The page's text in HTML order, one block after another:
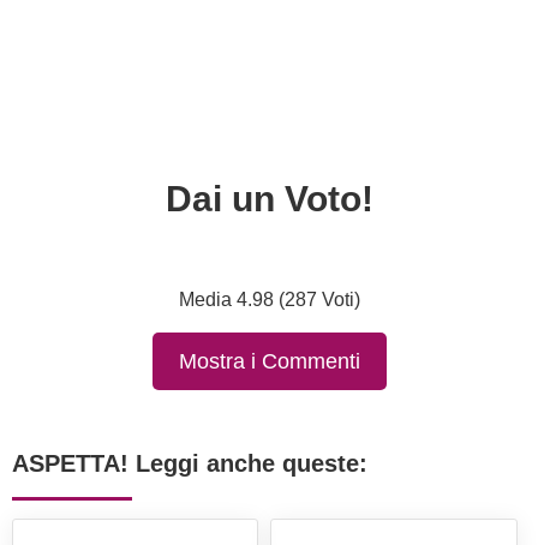
Dai un Voto!
Media 4.98 (287 Voti)
Mostra i Commenti
ASPETTA! Leggi anche queste: